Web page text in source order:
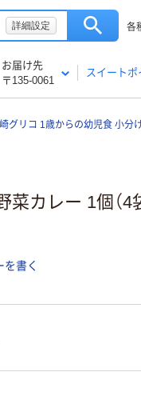
詳細設定 各
お届け先
〒135-0061
スイートポ
グリコ 1歳からの幼児食 小分
カレー 1個（4
を書く